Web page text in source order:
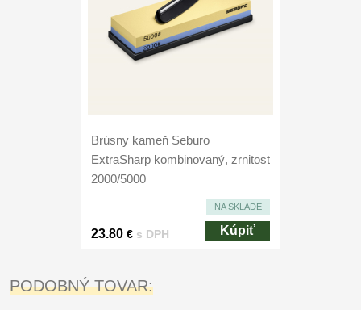
Brúsny kameň Seburo
ExtraSharp kombinovaný, zrnitost
2000/5000
NA SKLADE
23.80 € s DPH Kúpiť
PODOBNÝ TOVAR: